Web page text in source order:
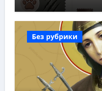
Без рубрики